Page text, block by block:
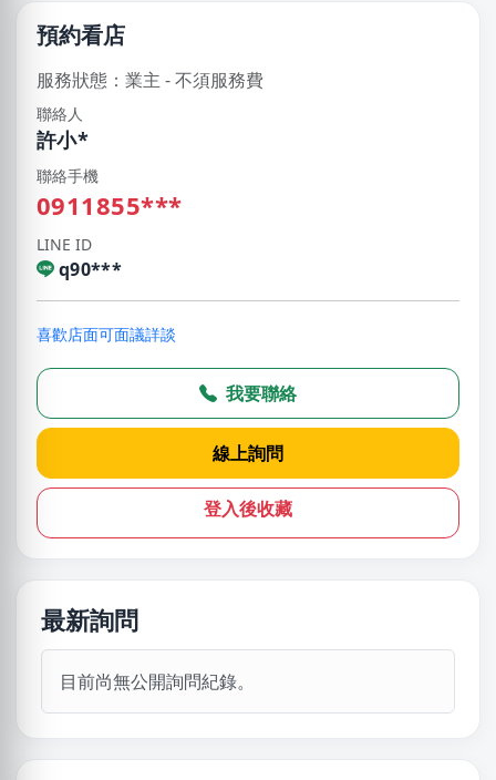
預約看店
服務狀態：業主 - 不須服務費
聯絡人
許小*
聯絡手機
0911855***
LINE ID
q90***
喜歡店面可面議詳談
我要聯絡
線上詢問
登入後收藏
最新詢問
目前尚無公開詢問紀錄。